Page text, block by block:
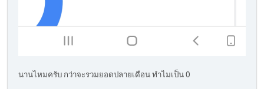
นานไหมครับ กว่าจะรวมยอดปลายเดือน ทำไมเป็น 0